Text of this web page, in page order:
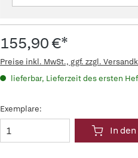
155,90 €*
Preise inkl. MwSt., ggf. zzgl.
lieferbar, Lieferzeit des ersten
Exemplare:
In